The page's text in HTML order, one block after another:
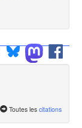
Toutes les citations